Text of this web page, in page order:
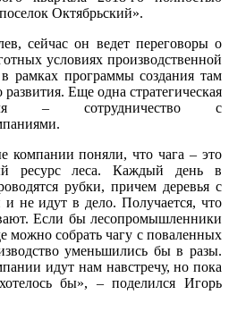
Октябрьский».
сейчас он ведет переговоры о
условиях производственной
рамках программы создания там
Еще одна стратегическая
– сотрудничество с
компании поняли, что чага – это
ресурс леса. Каждый день в
рубки, причем деревья с
не идут в дело. Получается, что
Если бы лесопромышленники
можно собрать чагу с поваленных
уменьшились бы в разы.
идут нам навстречу, но пока
бы», – поделился Игорь